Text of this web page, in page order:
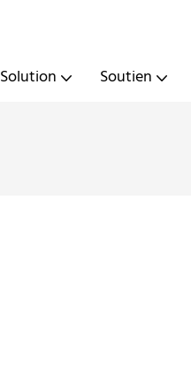
Solution Soutien